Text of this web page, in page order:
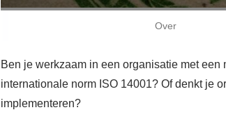
Over
Ben je werkzaam in een organisatie met
internationale norm ISO 14001? Of denkt je
implementeren?